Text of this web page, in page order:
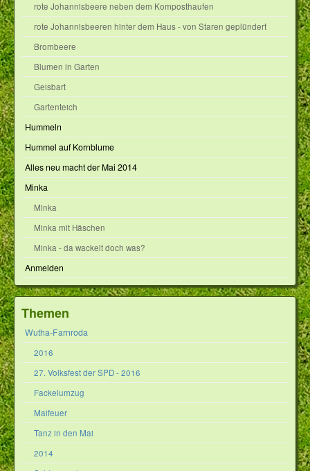
rote Johannisbeere neben dem Komposthaufen
rote Johannisbeeren hinter dem Haus - von Staren geplündert
Brombeere
Blumen in Garten
Geisbart
Gartenteich
Hummeln
Hummel auf Kornblume
Alles neu macht der Mai 2014
Minka
Minka
Minka mit Häschen
Minka - da wackelt doch was?
Anmelden
Themen
Wutha-Farnroda
2016
27. Volksfest der SPD - 2016
Fackelumzug
Maifeuer
Tanz in den Mai
2014